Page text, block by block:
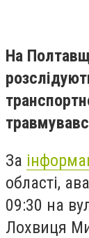
На
За
області,
09:30 на
Лохвиця